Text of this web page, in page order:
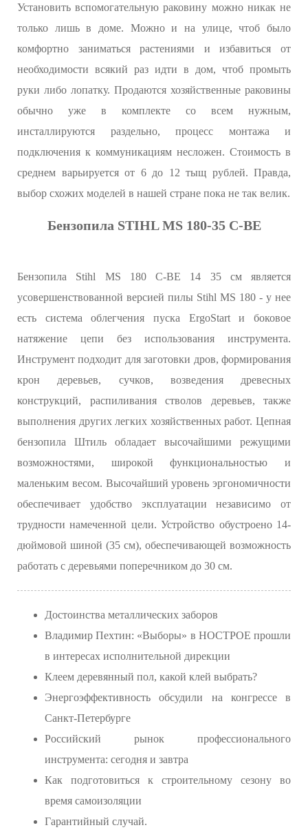
Установить вспомогательную раковину можно никак не
только лишь в доме. Можно и на улице, чтоб было
комфортно заниматься растениями и избавиться от
необходимости всякий раз идти в дом, чтоб промыть
руки либо лопатку. Продаются хозяйственные раковины
обычно уже в комплекте со всем нужным,
инсталлируются раздельно, процесс монтажа и
подключения к коммуникациям несложен. Стоимость в
среднем варьируется от 6 до 12 тыщ рублей. Правда,
выбор схожих моделей в нашей стране пока не так велик.
Бензопила STIHL MS 180-35 С-ВЕ
Бензопила Stihl MS 180 C-BE 14 35 см является
усовершенствованной версией пилы Stihl MS 180 - у нее
есть система облегчения пуска ErgoStart и боковое
натяжение цепи без использования инструмента.
Инструмент подходит для заготовки дров, формирования
крон деревьев, сучков, возведения древесных
конструкций, распиливания стволов деревьев, также
выполнения других легких хозяйственных работ. Цепная
бензопила Штиль обладает высочайшими режущими
возможностями, широкой функциональностью и
маленьким весом. Высочайший уровень эргономичности
обеспечивает удобство эксплуатации независимо от
трудности намеченной цели. Устройство обустроено 14-
дюймовой шиной (35 см), обеспечивающей возможность
работать с деревьями поперечником до 30 см.
Достоинства металлических заборов
Владимир Пехтин: «Выборы» в НОСТРОЕ прошли
в интересах исполнительной дирекции
Клеем деревянный пол, какой клей выбрать?
Энергоэффективность обсудили на конгрессе в
Санкт-Петербурге
Российский рынок профессионального
инструмента: сегодня и завтра
Как подготовиться к строительному сезону во
время самоизоляции
Гарантийный случай.